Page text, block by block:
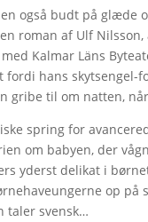
også budt på glæde
roman af Ulf
Kalmar Läns
hans
gribe til om natten,
spring for
om babyen, der
yderst delikat i
op på
taler svensk…